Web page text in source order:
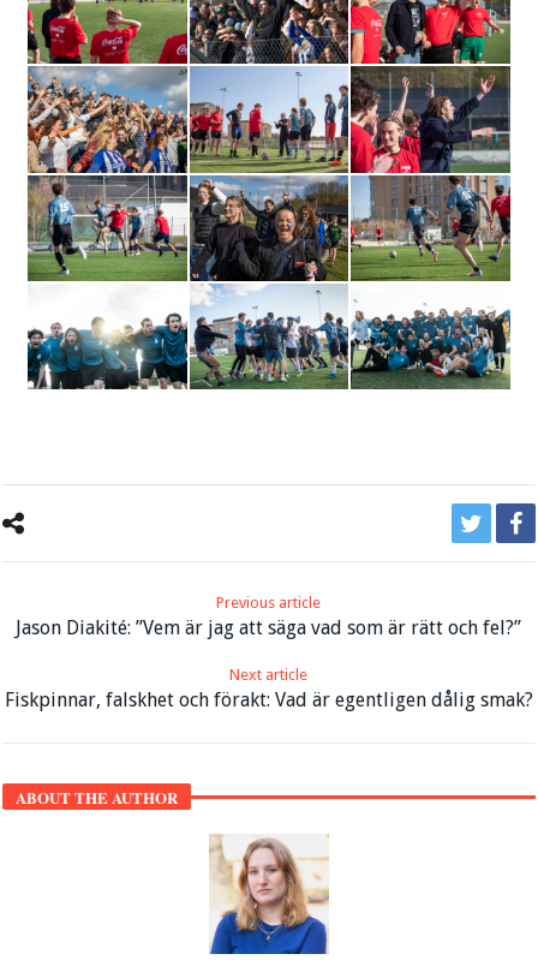
Previous article
Jason Diakité: ”Vem är jag att säga vad som är rätt och fel?”
Next article
Fiskpinnar, falskhet och förakt: Vad är egentligen dålig smak?
ABOUT THE AUTHOR